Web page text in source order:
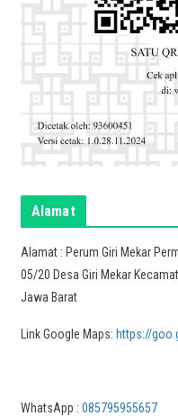
Alamat
Alamat : Perum Giri Mekar
05/20 Desa Giri Mekar
Jawa Barat
Link Google Maps: https://
WhatsApp : 085795955657